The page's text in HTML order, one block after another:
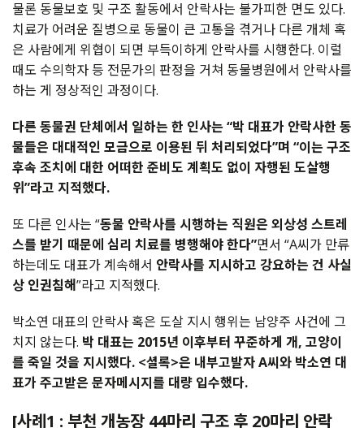
물론 동물보호 및 구조 활동에서 안락사는 불가피한 면도 있다.
치료가 어려운 질병으로 동물이 큰 고통을 겪거나 다른 개체 혹
은 사람에게 위협이 되면 부득이하게 안락사를 시행한다. 이럴
때도 수의학자 등 전문가의 판정을 거쳐 동물병원에서 안락사를
하는 게 정상적인 과정이다.
다른 동물권 단체에서 일하는 한 인사는 “박 대표가 안락사한 동
물들은 대대적인 모금으로 이용된 뒤 처리되었다”며 “이는 구조
후속 조치에 대한 어떠한 준비도 계획도 없이 자행된 도살행
위”라고 지적했다.
또 다른 인사는 “동물 안락사를 시행하는 직원은 외상성 스트레
스를 받기 때문에 심리 치료를 병행해야 한다”면서 “A씨가 만류
하는데도 대표가 계속해서 안락사를 지시하고 강요하는 건 사실
상 인권침해”라고 지적했다.
박소연 대표의 안락사 혹은 도살 지시 행위는 남양주 사건에 그
치지 않는다. 박 대표는 2015년 이후부터 꾸준하게 개, 고양이
를 죽일 것을 지시했다. <셜록>은 내부고발자 A씨와 박소연 대
표가 주고받은 문자메시지를 대량 입수했다.
[사례1 : 부천 개농장 44마리 구조 후 20마리 안락